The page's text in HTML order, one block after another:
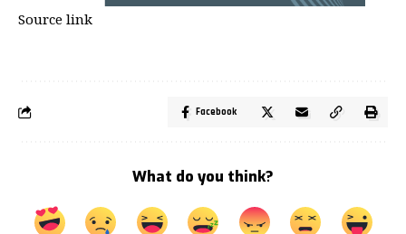
Source link
Facebook
What do you think?